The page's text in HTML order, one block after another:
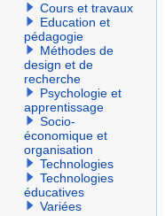
Cours et travaux
Education et
pédagogie
Méthodes de
design et de
recherche
Psychologie et
apprentissage
Socio-
économique et
organisation
Technologies
Technologies
éducatives
Variées